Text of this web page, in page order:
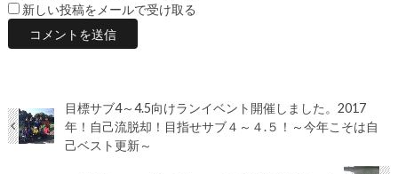
新しい投稿をメールで受け取る
目標サブ4～4.5向けランイベント開催しました。2017
年！自己流脱却！目指せサブ４～４.５！～今年こそは自
己ベスト更新～